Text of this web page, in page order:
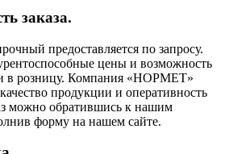
заказа.
предоставляется по запросу.
цены и возможность
и в розницу. Компания «НОРМЕТ»
продукции и оперативность
можно обратившись к нашим
форму на нашем сайте.